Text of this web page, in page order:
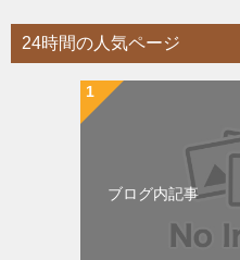
リ
ー
24時間の人気ページ
ブログ内記事